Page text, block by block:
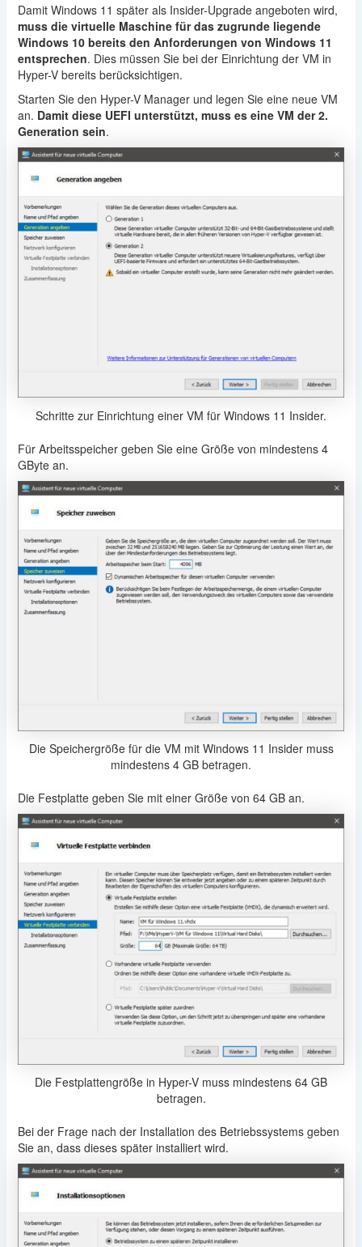
Damit Windows 11 später als Insider-Upgrade angeboten wird,
muss die virtuelle Maschine für das zugrunde liegende
Windows 10 bereits den Anforderungen von Windows 11
entsprechen. Dies müssen Sie bei der Einrichtung der VM in
Hyper-V bereits berücksichtigen.
Starten Sie den Hyper-V Manager und legen Sie eine neue VM
an. Damit diese UEFI unterstützt, muss es eine VM der 2.
Generation sein.
Schritte zur Einrichtung einer VM für Windows 11 Insider.
Für Arbeitsspeicher geben Sie eine Größe von mindestens 4
GByte an.
Die Speichergröße für die VM mit Windows 11 Insider muss
mindestens 4 GB betragen.
Die Festplatte geben Sie mit einer Größe von 64 GB an.
Die Festplattengröße in Hyper-V muss mindestens 64 GB
betragen.
Bei der Frage nach der Installation des Betriebssystems geben
Sie an, dass dieses später installiert wird.